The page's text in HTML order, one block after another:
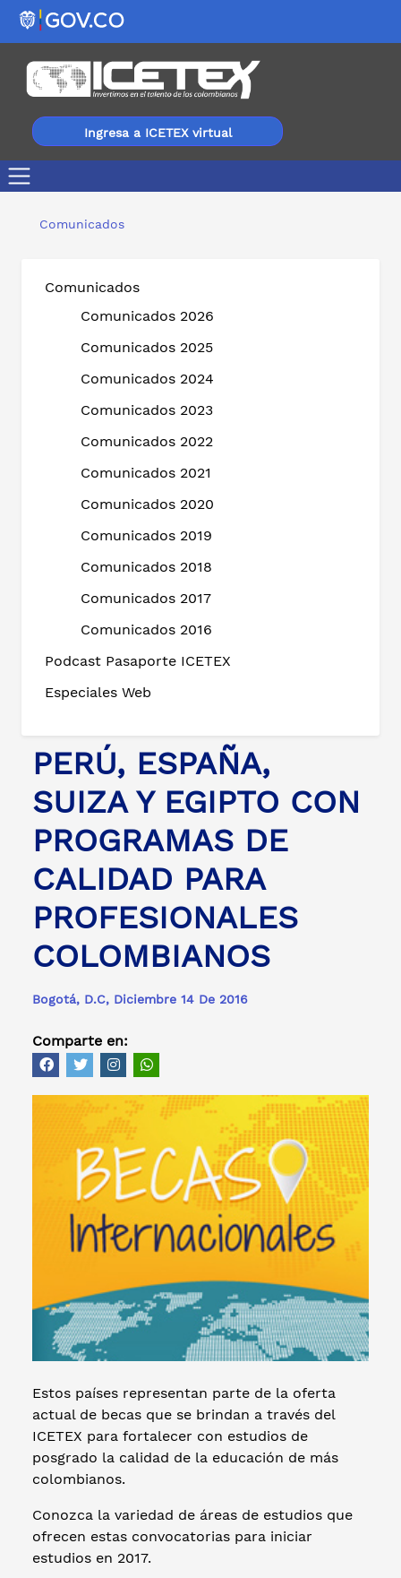
Ingresa a ICETEX virtual
Comunicados
Comunicados
Comunicados 2026
Comunicados 2025
Comunicados 2024
Comunicados 2023
Comunicados 2022
Comunicados 2021
Comunicados 2020
Comunicados 2019
Comunicados 2018
Comunicados 2017
Comunicados 2016
Podcast Pasaporte ICETEX
Especiales Web
PERÚ, ESPAÑA,
SUIZA Y EGIPTO CON
PROGRAMAS DE
CALIDAD PARA
PROFESIONALES
COLOMBIANOS
Bogotá, D.C, Diciembre 14 De 2016
Comparte en:
Estos países representan parte de la oferta
actual de becas que se brindan a través del
ICETEX para fortalecer con estudios de
posgrado la calidad de la educación de más
colombianos.
Conozca la variedad de áreas de estudios que
ofrecen estas convocatorias para iniciar
estudios en 2017.